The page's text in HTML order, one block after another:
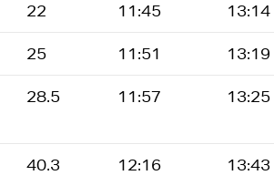
22 11:45 13:14
25 11:51 13:19
28.5 11:57 13:25
40.3 12:16 13:43